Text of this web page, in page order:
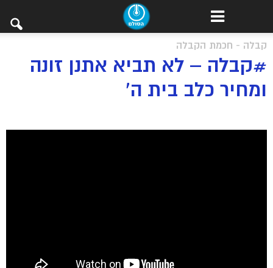
קבלה - חכמת הקבלה
#קבלה – לא תביא אתנן זונה
ומחיר כלב בית ה’